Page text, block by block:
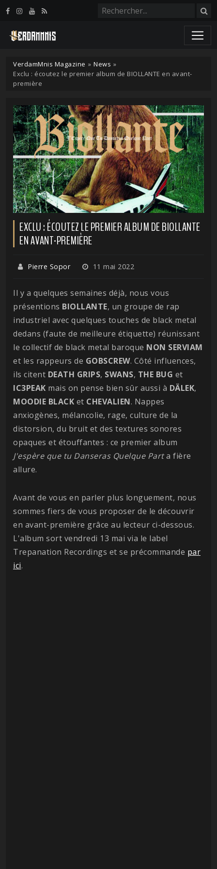
VerdamMnis Magazine » News »
Exclu : écoutez le premier album de BIOLLANTE en avant-
première
EXCLU : ÉCOUTEZ LE PREMIER ALBUM DE BIOLLANTE
EN AVANT-PREMIÈRE
Pierre Sopor 11 mai 2022
Il y a quelques semaines déjà, nous vous
présentions BIOLLANTE, un groupe de rap
industriel avec quelques touches de black metal
dedans (faute de meilleure étiquette) réunissant
le collectif de black metal baroque NON SERVIAM
et les rappeurs de GOBSCREW. Côté influences,
ils citent DEATH GRIPS, SWANS, THE BUG et
IC3PEAK mais on pense bien sûr aussi à DÄLEK,
MOODIE BLACK et CHEVALIEN. Nappes
anxiogènes, mélancolie, rage, culture de la
distorsion, du bruit et des textures sonores
opaques et étouffantes : ce premier album
J'espère que tu Danseras Quelque Parta fière
allure.
Avant de vous en parler plus longuement, nous
sommes fiers de vous proposer de le découvrir
en avant-première grâce au lecteur ci-dessous.
L'album sort vendredi 13 mai via le label
Trepanation Recordings et se précommande par
ici.
Panneau de gestion des cookies